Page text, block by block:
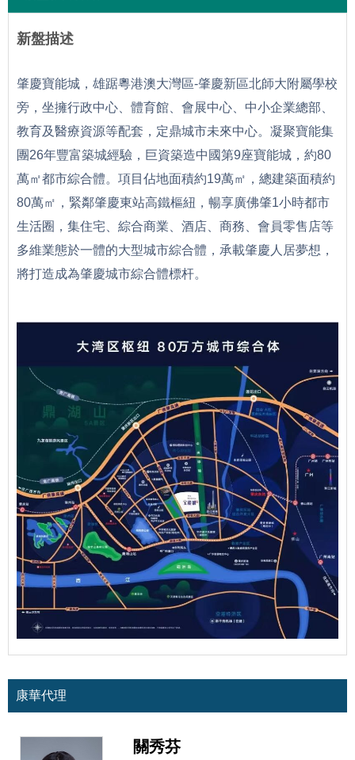
新盤描述
肇慶寶能城，雄踞粵港澳大灣區-肇慶新區北師大附屬學校
旁，坐擁行政中心、體育館、會展中心、中小企業總部、
教育及醫療資源等配套，定鼎城市未來中心。 凝聚寶能集
團26年豐富築城經驗，巨資築造中國第9座寶能城，約80
萬㎡都市綜合體。 項目佔地面積約19萬㎡，總建築面積約
80萬㎡，緊鄰肇慶東站高鐵樞紐，暢享廣佛肇1小時都市
生活圈，集住宅、綜合商業、酒店、商務、會員零售店等
多維業態於一體的大型城市綜合體，承載肇慶人居夢想，
將打造成為肇慶城市綜合體標杆。
康華代理
關秀芬